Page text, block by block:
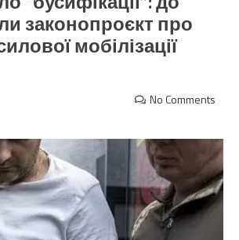
законопроєкт про
мобілізації
No Comments